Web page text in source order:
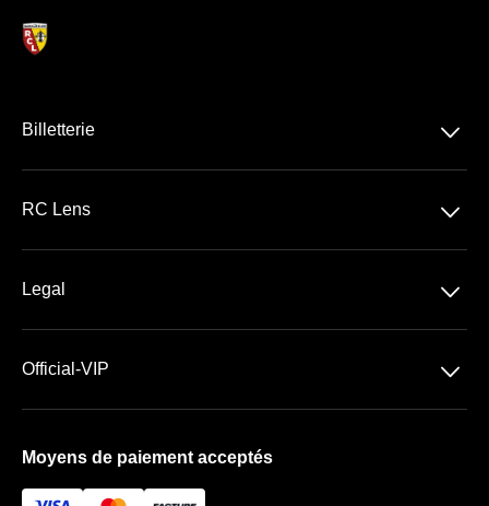
Billetterie 􀆈
RC Lens
􀆈
Legal 􀆈
Official-VIP 􀆈
Moyens de paiement acceptés